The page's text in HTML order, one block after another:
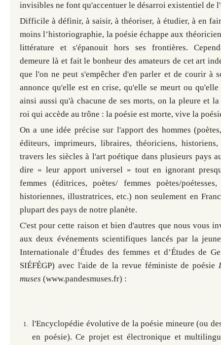
invisibles ne font qu'accentuer le désarroi existentiel de
Difficile à définir, à saisir, à théoriser, à étudier, à en
moins l’historiographie, la poésie échappe aux
littérature et s'épanouit hors ses frontières.
demeure là et fait le bonheur des amateurs de cet art
que l'on ne peut s'empêcher d'en parler et de courir à
annonce qu'elle est en crise, qu'elle se meurt ou qu'elle
ainsi aussi qu'à chacune de ses morts, on la pleure et
roi qui accède au trône : la poésie est morte, vive la
On a une idée précise sur l'apport des hommes
éditeurs, imprimeurs, libraires, théoriciens,
travers les siècles à l'art poétique dans plusieurs pays
dire « leur apport universel » tout en ignorant
femmes (éditrices, poètes/ femmes poètes/
historiennes, illustratrices, etc.) non seulement en
plupart des pays de notre planète.
C'est pour cette raison et bien d'autres que nous vous
aux deux événements scientifiques lancés par la
Internationale d’Études des femmes et d’Études de
SIÉFÉGP) avec l'aide de la revue féministe de poésie
muses (www.pandesmuses.fr) :
l'Encyclopédie évolutive de la poésie mineure (ou
en poésie). Ce projet est électronique et